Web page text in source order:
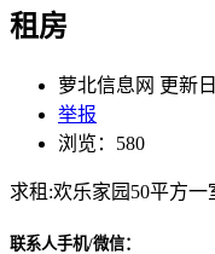
租房
萝北信息网 更新
举报
浏览：580
求租:欢乐家园50平方
联系人手机/微信：